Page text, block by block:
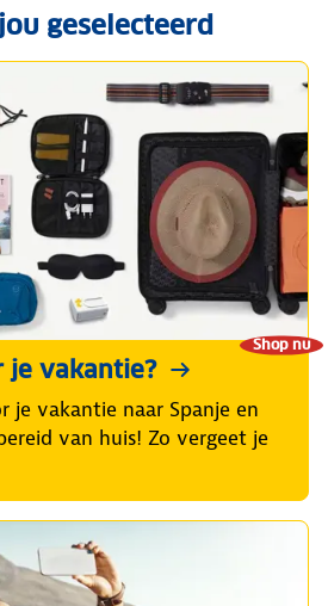
geselecteerd
Shop nu
je vakantie?
je vakantie naar Spanje en
van huis! Zo vergeet je